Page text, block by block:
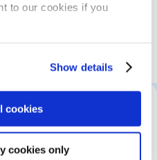
to our cookies if you
Show details
cookies
cookies only